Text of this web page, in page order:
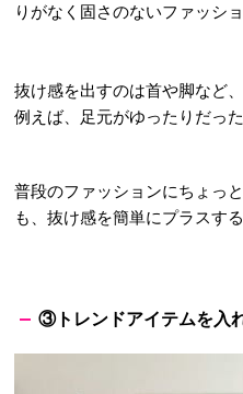
りがなく固さのないファッシ
抜け感を出すのは首や脚など、
例えば、足元がゆったりだっ
普段のファッションにちょっ
も、抜け感を簡単にプラスす
③トレンドアイテムを入